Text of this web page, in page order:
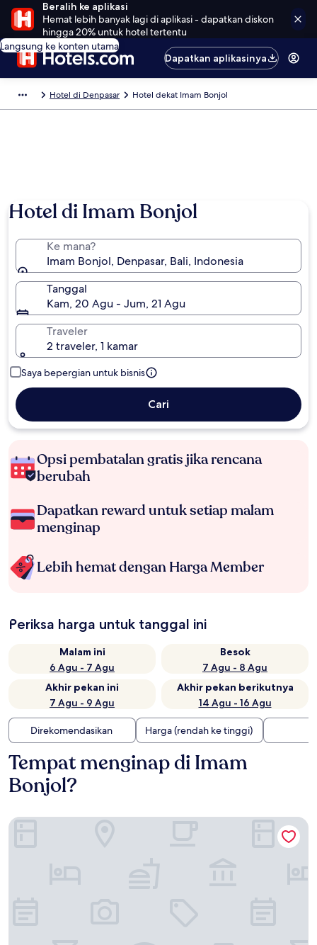
Beralih ke aplikasi
Hemat lebih banyak lagi di aplikasi - dapatkan diskon
hingga 20% untuk hotel tertentu
Langsung ke konten utama
Dapatkan aplikasinya
Hotel di Denpasar Hotel dekat Imam Bonjol
Hotel di Imam Bonjol
Ke mana?
Imam Bonjol, Denpasar, Bali, Indonesia
Tanggal
Kam, 20 Agu - Jum, 21 Agu
Traveler
2 traveler, 1 kamar
Saya bepergian untuk bisnis
Cari
Opsi pembatalan gratis jika rencana
berubah
Dapatkan reward untuk setiap malam
menginap
Lebih hemat dengan Harga Member
Periksa harga untuk tanggal ini
Malam ini
6 Agu - 7 Agu
Besok
7 Agu - 8 Agu
Akhir pekan ini
7 Agu - 9 Agu
Akhir pekan berikutnya
14 Agu - 16 Agu
Direkomendasikan Harga (rendah ke tinggi)
Tempat menginap di Imam
Bonjol?
The Apurva Kempinski Bali